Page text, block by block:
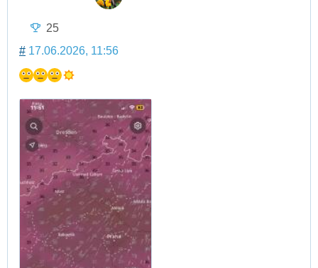
25
# 17.06.2026, 11:56